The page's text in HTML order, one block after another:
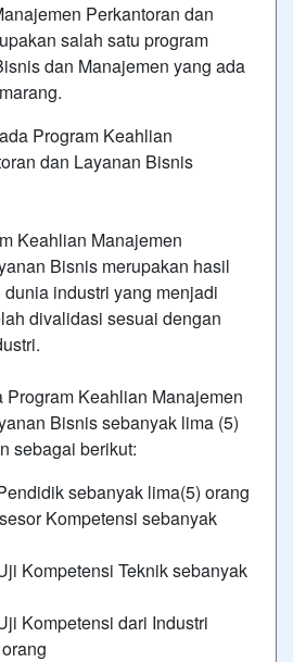
Perkantoran dan
salah satu program
dan Manajemen yang ada
Program Keahlian
dan Layanan Bisnis
Keahlian Manajemen
Bisnis merupakan hasil
industri yang menjadi
divalidasi sesuai dengan
Program Keahlian Manajemen
Bisnis sebanyak lima (5)
sebagai berikut:
sebanyak lima(5) orang
Kompetensi sebanyak
Kompetensi Teknik sebanyak
Kompetensi dari Industri